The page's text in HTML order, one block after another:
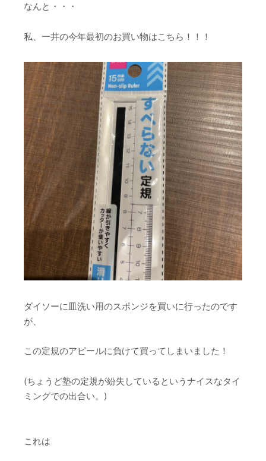
なんと・・・
私、一井の今年最初のお買い物はこちら！！！
ダイソーに皿洗い用のスポンジを買いに行ったのです
が、
この定規のアピールに負けて買ってしまいました！
(ちょうど塾の定規が紛失しているというナイスなタイ
ミングでの出合い。)
これは